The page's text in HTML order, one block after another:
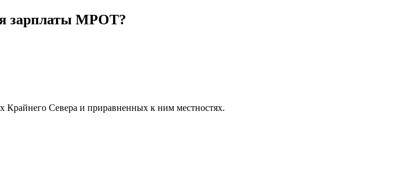
зарплаты МРОТ?
Крайнего Севера и приравненных к ним местностях.